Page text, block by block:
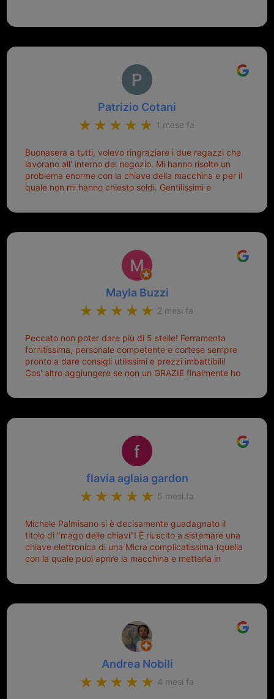
Patrizio Cotani
1 mese fa
Buonasera a tutti, volevo ringraziare i due ragazzi che
lavorano all’ interno del negozio. Mi hanno risolto un
problema enorme con la chiave della macchina e per il
quale non mi hanno chiesto soldi. Gentilissimi e
Sicuramente tornerò qui per qualsiasi altro problema.
Mayla Buzzi
2 mesi fa
Peccato non poter dare più di 5 stelle! Ferramenta
fornitissima, personale competente e cortese sempre
pronto a dare consigli utilissimi e prezzi imbattibili!
Cos' altro aggiungere se non un GRAZIE finalmente ho
mio riferimento. Ah dimenticavo...da loro sono riuscita
Top top top!!!
flavia aglaia gardon
5 mesi fa
Michele Palmisano si è decisamente guadagnato il
titolo di "mago delle chiavi"! È riuscito a sistemare una
chiave elettronica di una Micra complicatissima (quella
con la quale puoi aprire la macchina e metterla in
pronta per la pattumiera... Avevo passato mesi con le
il coperchietto, la chiave era fissata con un filo di
che non ti staccasse la chiave dal blocchetto e
talvolta non faceva bene il contatto nel quadro e
bisognava armeggiare un po', praticamente entrare e
mettere in moto era un terno al Lotto; ormai pensavo
di dover prendere un mutuo per ricomprarle alla
Nissan... e invece ho scoperto che la Ferramenta
Andrea Nobili
4 mesi fa